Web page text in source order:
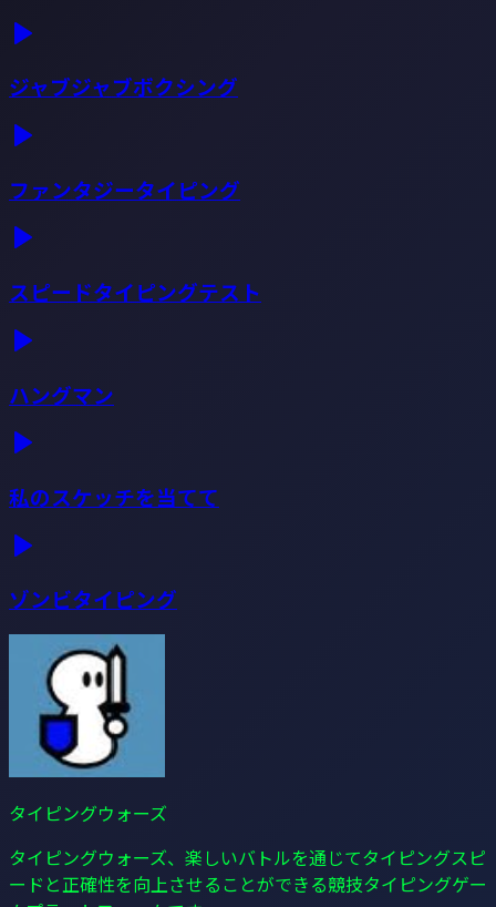
ジャブジャブボクシング
ファンタジータイピング
スピードタイピングテスト
ハングマン
私のスケッチを当てて
ゾンビタイピング
タイピングウォーズ
タイピングウォーズ、楽しいバトルを通じてタイピングスピ
ードと正確性を向上させることができる競技タイピングゲー